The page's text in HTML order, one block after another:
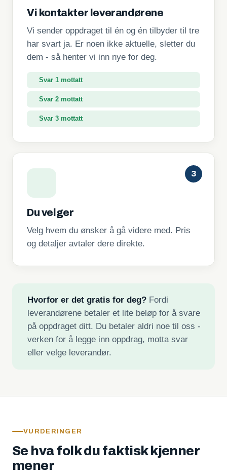
Vi kontakter leverandørene
Vi sender oppdraget til én og én tilbyder til tre
har svart ja. Er noen ikke aktuelle, sletter du
dem - så henter vi inn nye for deg.
Svar 2 mottatt
Svar 3 mottatt
3
Du velger
Velg hvem du ønsker å gå videre med. Pris
og detaljer avtaler dere direkte.
Hvorfor er det gratis for deg?Fordi
leverandørene betaler et lite beløp for å svare
på oppdraget ditt. Du betaler aldri noe til oss -
verken for å legge inn oppdrag, motta svar
eller velge leverandør.
VURDERINGER
Se hva folk du faktisk kjenner
mener